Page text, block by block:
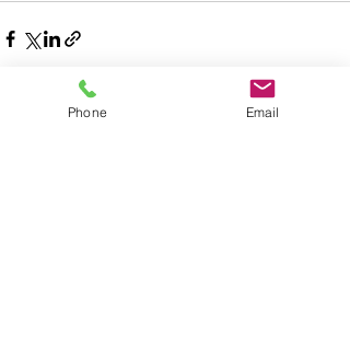
Phone Email